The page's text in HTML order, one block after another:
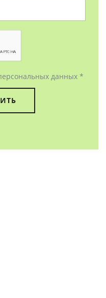
данных *